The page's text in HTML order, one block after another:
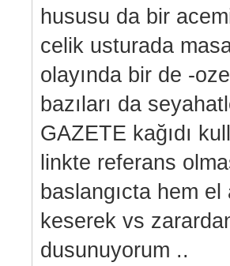
hususu da bir
celik usturada
olayında bir de -
bazıları da
GAZETE kağıdı
linkte referans
baslangıcta hem
keserek vs
dusunuyorum ..